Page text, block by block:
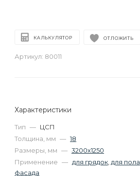
КАЛЬКУЛЯТОР ОТЛОЖИТЬ
Артикул: 80011
Характеристики
Тип — ЦСП
Толщина, мм — 18
Размеры, мм — 3200х1250
Применение — для грядок для пола
фасада